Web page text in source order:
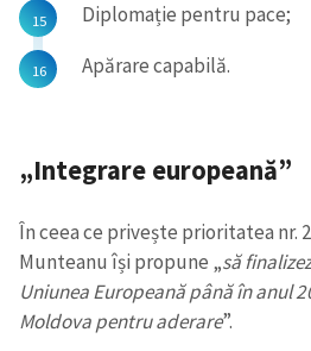
Diplomație pentru pace;
Apărare capabilă.
„Integrare europeană”
În ceea ce privește prioritatea nr.
Munteanu își propune „să
Uniunea Europeană până în anul
Moldova pentru aderare”.